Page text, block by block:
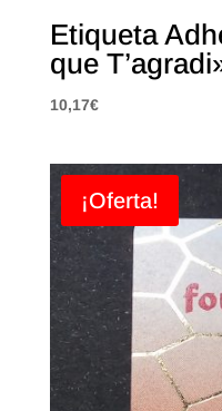
Etiqueta
que
10,17€
¡Oferta!